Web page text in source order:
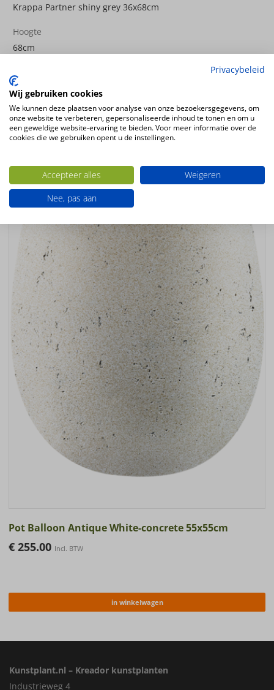
Krappa Partner shiny grey 36x68cm
Hoogte
68cm
36cm
Kleur
Antraciet
Pot Balloon Antique White-concrete 55x55cm
€ 255.00 Incl. BTW
in winkelwagen
Kunstplant.nl – Kreador kunstplanten
Industrieweg 4
Privacybeleid
Wij gebruiken cookies
We kunnen deze plaatsen voor analyse van onze bezoekersgegevens, om
onze website te verbeteren, gepersonaliseerde inhoud te tonen en om u
een geweldige website-ervaring te bieden. Voor meer informatie over de
cookies die we gebruiken opent u de instellingen.
Accepteer alles
Weigeren
Nee, pas aan